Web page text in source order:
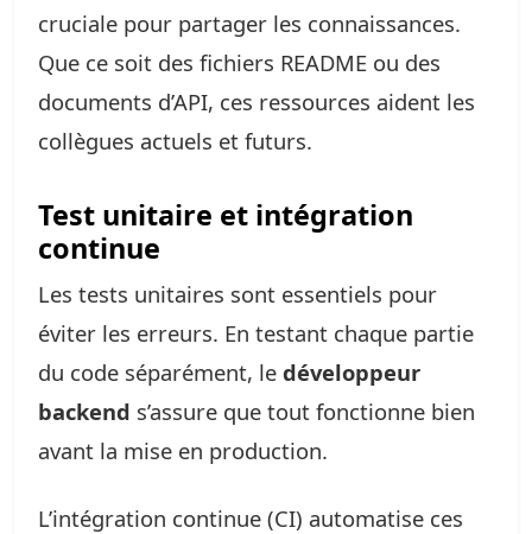
cruciale pour partager les connaissances.
Que ce soit des fichiers README ou des
documents d’API, ces ressources aident les
collègues actuels et futurs.
Test unitaire et intégration
continue
Les tests unitaires sont essentiels pour
éviter les erreurs. En testant chaque partie
du code séparément, le développeur
backend s’assure que tout fonctionne bien
avant la mise en production.
L’intégration continue (CI) automatise ces